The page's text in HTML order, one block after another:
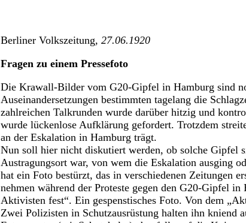
Berliner Volkszeitung, 27.06.1920
Fragen zu einem Pressefoto
Die Krawall-Bilder vom G20-Gipfel in Hamburg sind
Auseinandersetzungen bestimmten tagelang die
zahlreichen Talkrunden wurde darüber hitzig und
wurde lückenlose Aufklärung gefordert. Trotzdem
an der Eskalation in Hamburg trägt.
Nun soll hier nicht diskutiert werden, ob solche Gipfel
Austragungsort war, von wem die Eskalation ausging
hat ein Foto bestürzt, das in verschiedenen Zeitungen
nehmen während der Proteste gegen den G20-Gipfel
Aktivisten fest“. Ein gespenstisches Foto. Von dem
Zwei Polizisten in Schutzausrüstung halten ihn kniend